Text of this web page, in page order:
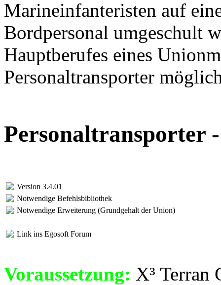
Marineinfanteristen auf
Bordpersonal umgeschult
Hauptberufes eines
Personaltransporter
Personaltransporter
Version 3.4.01
Notwendige Befehlsbibliothek
Notwendige Erweiterung (Grundgehalt der Union)
Link ins Egosoft Forum
Voraussetzung: X³ Terran